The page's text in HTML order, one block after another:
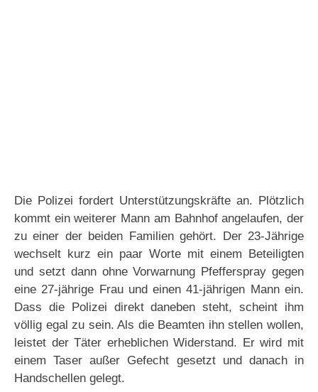
Die Polizei fordert Unterstützungskräfte an. Plötzlich
kommt ein weiterer Mann am Bahnhof angelaufen, der
zu einer der beiden Familien gehört. Der 23-Jährige
wechselt kurz ein paar Worte mit einem Beteiligten
und setzt dann ohne Vorwarnung Pfefferspray gegen
eine 27-jährige Frau und einen 41-jährigen Mann ein.
Dass die Polizei direkt daneben steht, scheint ihm
völlig egal zu sein. Als die Beamten ihn stellen wollen,
leistet der Täter erheblichen Widerstand. Er wird mit
einem Taser außer Gefecht gesetzt und danach in
Handschellen gelegt.